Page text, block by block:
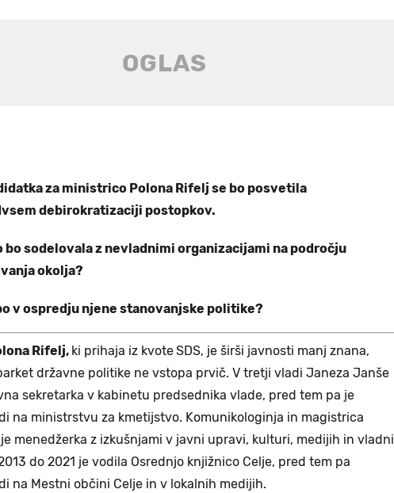
za ministrico Polona Rifelj se bo posvetila
debirokratizaciji postopkov.
bo sodelovala z nevladnimi organizacijami na področju
okolja?
v ospredju njene stanovanjske politike?
Rifelj, ki prihaja iz kvoteSDS, je širši javnosti manj znana,
državne politike ne vstopa prvič. V tretji vladi Janeza Janše
sekretarka v kabinetu predsednika vlade, pred tem pa je
na ministrstvu za kmetijstvo. Komunikologinja in magistrica
menedžerka z izkušnjami v javni upravi, kulturi, medijih in vladni
do 2021 je vodila Osrednjo knjižnico Celje, pred tem pa
na Mestni občini Celje in v lokalnih medijih.